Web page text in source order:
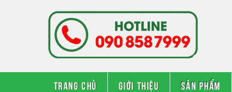
Trang chủ Giới thiệu Sản phẩm